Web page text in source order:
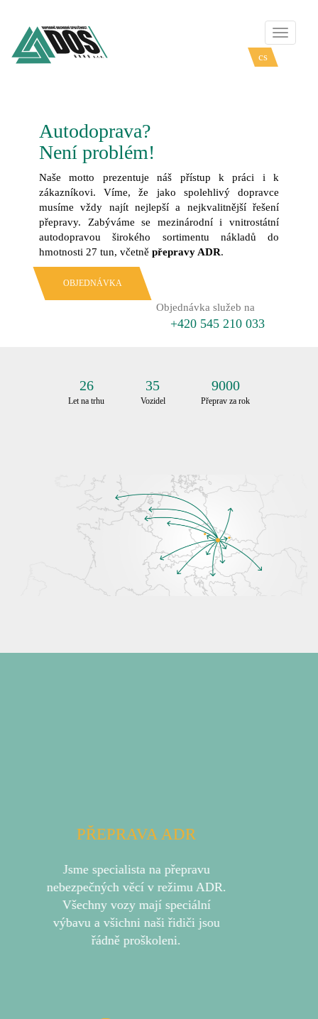
cs
Autodoprava?
Není problém!
Naše motto prezentuje náš přístup k práci i k
zákazníkovi. Víme, že jako spolehlivý dopravce
musíme vždy najít nejlepší a nejkvalitnější řešení
přepravy. Zabýváme se mezinárodní i vnitrostátní
autodopravou širokého sortimentu nákladů do
hmotnosti 27 tun, včetně přepravy ADR.
OBJEDNÁVKA
Objednávka služeb na
+420 545 210 033
26
Let na trhu
35
Vozidel
9000
Přeprav za rok
MULDA
Přeprava ocelových svitků až do
hmotnosti 27 t.